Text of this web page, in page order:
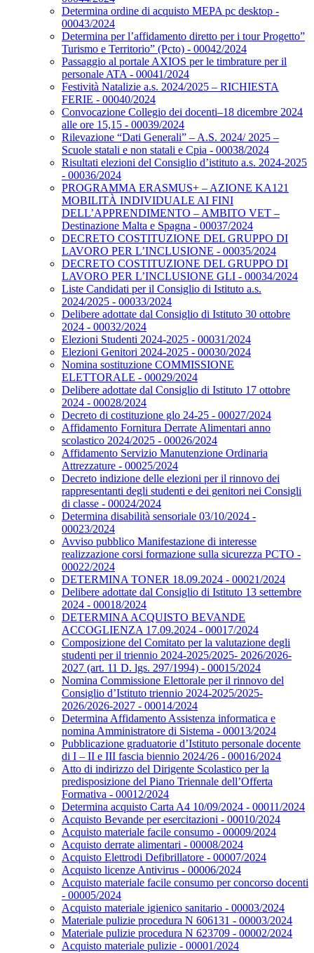
Determina ordine di acquisto MEPA pc desktop -
00043/2024
Determina per l’affidamento diretto per i tour Progetto”
Turismo e Territorio” (Pcto) - 00042/2024
Passaggio al portale AXIOS per le timbrature per il
personale ATA - 00041/2024
Festività Natalizie a.s. 2024/2025 – RICHIESTA
FERIE - 00040/2024
Convocazione Collegio dei docenti–18 dicembre 2024
alle ore 15,15 - 00039/2024
Rilevazione “Dati Generali” – A.S. 2024/ 2025 –
Scuole statali e non statali e Cpia - 00038/2024
Risultati elezioni del Consiglio d’istituto a.s. 2024-2025
- 00036/2024
PROGRAMMA ERASMUS+ – AZIONE KA121
MOBILITÀ INDIVIDUALE AI FINI
DELL’APPRENDIMENTO – AMBITO VET –
Destinazione Malta e Spagna - 00037/2024
DECRETO COSTITUZIONE DEL GRUPPO DI
LAVORO PER L’INCLUSIONE - 00035/2024
DECRETO COSTITUZIONE DEL GRUPPO DI
LAVORO PER L’INCLUSIONE GLI - 00034/2024
Liste Candidati per il Consiglio di Istituto a.s.
2024/2025 - 00033/2024
Delibere adottate dal Consiglio di Istituto 30 ottobre
2024 - 00032/2024
Elezioni Studenti 2024-2025 - 00031/2024
Elezioni Genitori 2024-2025 - 00030/2024
Nomina sostituzione COMMISSIONE
ELETTORALE - 00029/2024
Delibere adottate dal Consiglio di Istituto 17 ottobre
2024 - 00028/2024
Decreto di costituzione glo 24-25 - 00027/2024
Affidamento Fornitura Derrate Alimentari anno
scolastico 2024/2025 - 00026/2024
Affidamento Servizio Manutenzione Ordinaria
Attrezzature - 00025/2024
Decreto indizione delle elezioni per il rinnovo dei
rappresentanti degli studenti e dei genitori nei Consigli
di classe - 00024/2024
Determina disabilità sensoriale 03/10/2024 -
00023/2024
Avviso pubblico Manifestazione di interesse
realizzazione corsi formazione sulla sicurezza PCTO -
00022/2024
DETERMINA TONER 18.09.2024 - 00021/2024
Delibere adottate dal Consiglio di Istituto 13 settembre
2024 - 00018/2024
DETERMINA ACQUISTO BEVANDE
ACCOGLIENZA 17.09.2024 - 00017/2024
Composizione del Comitato per la valutazione degli
studenti per il triennio 2024-2025/2025- 2026/2026-
2027 (art. 11 D. lgs. 297/1994) - 00015/2024
Nomina Commissione Elettorale per il rinnovo del
Consiglio d’Istituto triennio 2024-2025/2025-
2026/2026-2027 - 00014/2024
Determina Affidamento Assistenza informatica e
nomina Amministratore di Sistema - 00013/2024
Pubblicazione graduatorie d’Istituto personale docente
di I – II e III fascia biennio 2024/26 - 00016/2024
Atto di indirizzo del Dirigente Scolastico per la
predisposizione del Piano Triennale dell’Offerta
Formativa - 00012/2024
Determina acquisto Carta A4 10/09/2024 - 00011/2024
Acquisto Bevande per esercitazioni - 00010/2024
Acquisto materiale facile consumo - 00009/2024
Acquisto derrate alimentari - 00008/2024
Acquisto Elettrodi Defibrillatore - 00007/2024
Acquisto licenze Antivirus - 00006/2024
Acquisto materiale facile consumo per concorso docenti
- 00005/2024
Acquisto materiale igienico sanitario - 00003/2024
Materiale pulizie procedura N 606131 - 00003/2024
Materiale pulizie procedura N 623709 - 00002/2024
Acquisto materiale pulizie - 00001/2024